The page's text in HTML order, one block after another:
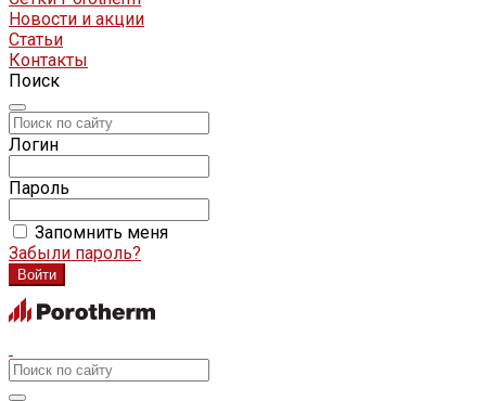
Новости и акции
Статьи
Контакты
Поиск
Логин
Пароль
Запомнить меня
Забыли пароль?